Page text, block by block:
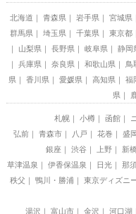
北海道 青森県 岩手県 宮城県
群馬県
埼玉県 千葉県 東京都
山梨県
長野県 岐阜県 静岡
兵庫県
奈良県 和歌山県 鳥
県
香川県 愛媛県 高知県 福
県
札幌 小樽 函館
弘前
青森市 八戸 花巻 盛岡
銀座
渋谷 上野 新橋
草津温泉
伊香保温泉 日光 那
秩父
鴨川・勝浦 東京ディズニ
湯沢
富山市 金沢 河口湖